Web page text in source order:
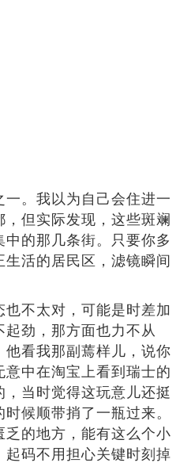
。我以为自己会住进一
但实际发现，这些斑斓
的那几条街。只要你多
活的居民区，滤镜瞬间
不太对，可能是时差加
劲，那方面也力不从
看我那副蔫样儿，说你
中在淘宝上看到瑞士的
当时觉得这玩意儿还挺
候顺带捎了一瓶过来。
的地方，能有这么个小
码不用担心关键时刻掉